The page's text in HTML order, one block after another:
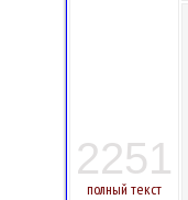
2251
полный текст